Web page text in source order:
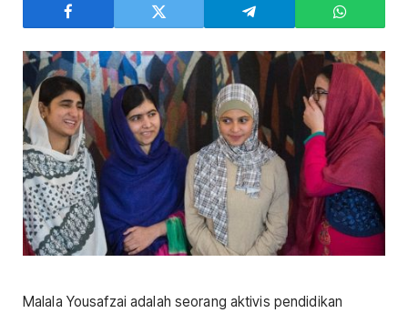
Malala Yousafzai adalah seorang aktivis pendidikan